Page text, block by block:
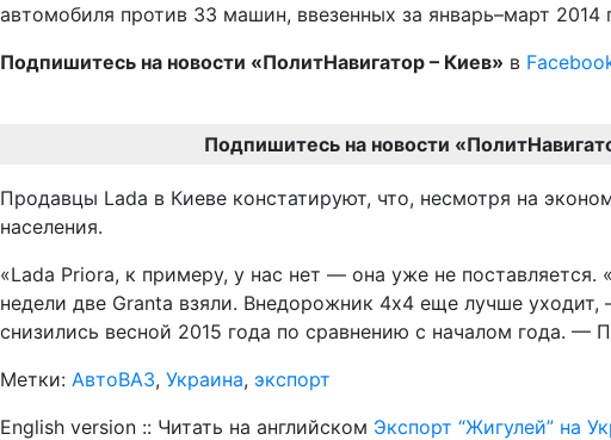
автомобиля против 33 машин, ввезенных за январь–март
Подпишитесь на новости «ПолитНавигатор – Киев» в
Подпишитесь на новости
Продавцы Lada в Киеве констатируют, что, несмотря на
населения.
«Lada Priora, к примеру, у нас нет — она уже не
недели две Granta взяли. Внедорожник 4х4 еще лучше
снизились весной 2015 года по сравнению с началом года. —
Метки: АвтоВАЗ, Украина, экспорт
English version :: Читать на английском Экспорт “Жигулей” на